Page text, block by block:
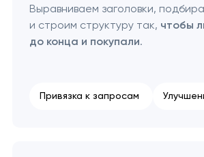
Выравниваем заголовки,
и строим структуру так, чтобы
до конца и покупали.
Привязка к запросам